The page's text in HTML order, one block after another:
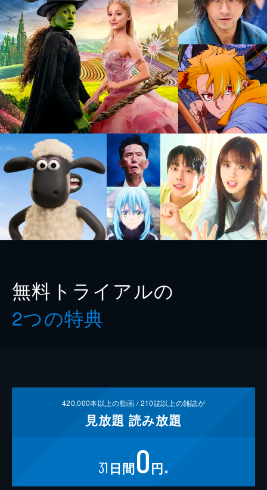
無料トライアルの
2つの特典
420,000本以上の動画 /210誌以上の雑誌が
見放題 読み放題
31 日間0円 ※